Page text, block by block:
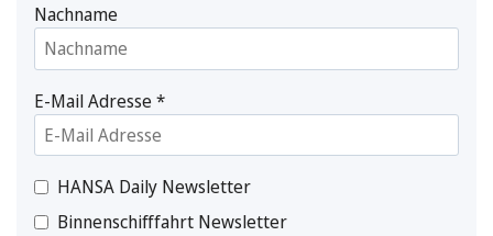
Nachname
E-Mail Adresse*
HANSA Daily Newsletter
Binnenschifffahrt Newsletter